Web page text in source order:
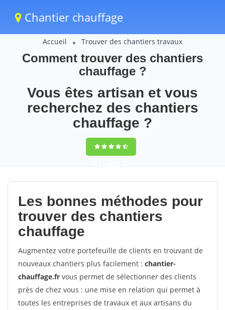
Chantier chauffage
Accueil Trouver des chantiers travaux
Comment trouver des chantiers
chauffage ?
Vous êtes artisan et vous
recherchez des chantiers
chauffage ?
9,5(100%)55
votes
Les bonnes méthodes pour
trouver des chantiers
chauffage
Augmentez votre portefeuille de clients en trouvant de
nouveaux chantiers plus facilement : chantier-
chauffage.fr vous permet de sélectionner des clients
près de chez vous : une mise en relation qui permet à
toutes les entreprises de travaux et aux artisans du